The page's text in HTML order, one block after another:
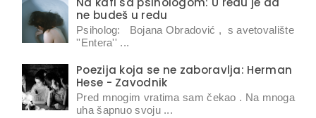
ne budeš u redu
Psiholog: Bojana Obradović , s avetovalište
''Entera'' ...
Poezija koja se ne zaboravlja: Herman
Hese - Zavodnik
Pred mnogim vratima sam čekao . Na mnoga
uha šapnuo svoju ...